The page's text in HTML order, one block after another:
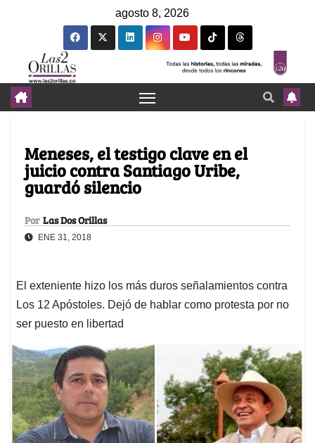
agosto 8, 2026
Meneses, el testigo clave en el
juicio contra Santiago Uribe,
guardó silencio
Por Las Dos Orillas
ENE 31, 2018
El exteniente hizo los más duros señalamientos contra
Los 12 Apóstoles. Dejó de hablar como protesta por no
ser puesto en libertad